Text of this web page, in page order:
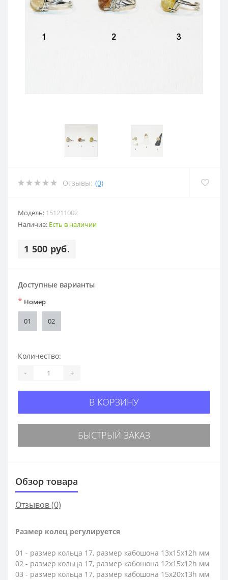
Отзывы: (0)
Модель: 151211002
Наличие: Есть в наличии
1 500 руб.
Доступные варианты
* Номер
01 02
Количество:
- +
В КОРЗИНУ
БЫСТРЫЙ ЗАКАЗ
Обзор товара
Отзывов (0)
Размер колец регулируется
01 - размер кольца 17, размер кабошона 13х15х12h мм
02 - размер кольца 17, размер кабошона 12х15х12h мм
03 - размер кольца 17, размер кабошона 15х20х13h мм